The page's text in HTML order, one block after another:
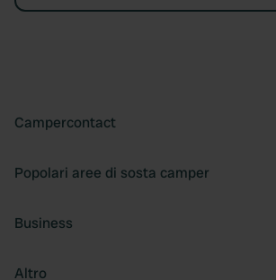
Campercontact
Popolari aree di sosta camper
Business
Altro